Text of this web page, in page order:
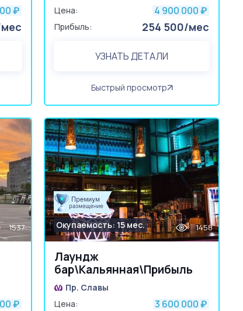
₽
Цена:
4 900 000 ₽
Прибыль: 254 500/мес
УЗНАТЬ ДЕТАЛИ
Быстрый просмотр
1537
₽
Лаундж
бар\Кальянная\Прибыль
250.000
Окупаемость: 15 мес. 1458
Пр. Славы
Цена:
3 600 000 ₽